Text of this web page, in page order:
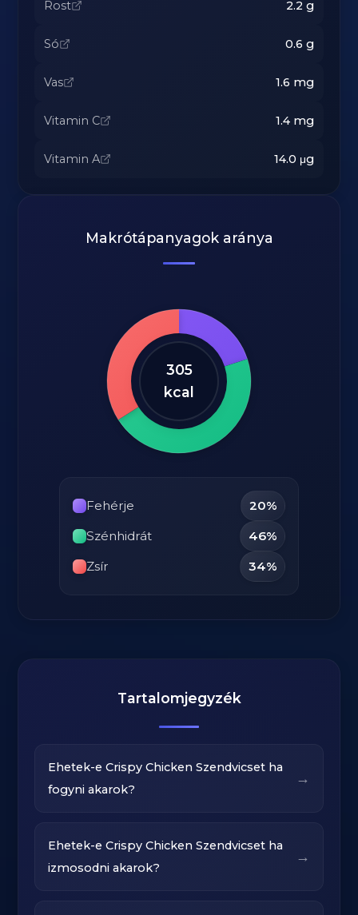
Rost 2.2 g
Só 0.6 g
Vas 1.6 mg
Vitamin C 1.4mg
Vitamin A 14.0 μg
Makrótápanyagok aránya
305
kcal
Fehérje
20%
Szénhidrát
46%
Zsír
34%
Tartalomjegyzék
Ehetek-e Crispy Chicken Szendvicset ha
fogyni akarok?
→
Ehetek-e Crispy Chicken Szendvicset ha
izmosodni akarok?
→